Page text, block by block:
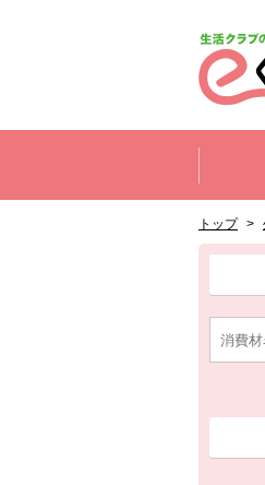
トップ >
ここか
消費材
ここか
ここか
組合員
ここか